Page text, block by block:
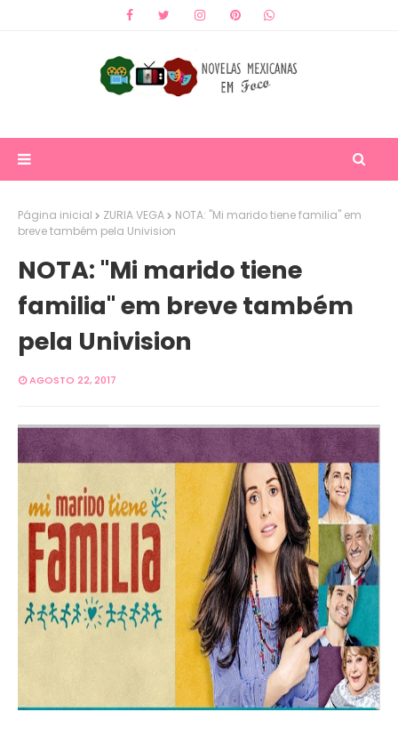
Página inicial ZURIA VEGA
NOTA: "Mi marido tiene familia" em
breve também pela Univision
NOTA: "Mi marido tiene
familia" em breve também
pela Univision
AGOSTO 22, 2017